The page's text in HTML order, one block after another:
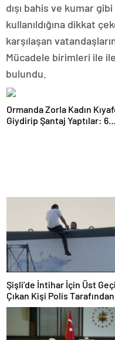
dışı bahis ve kumar
kullanıldığına dikkat
karşılaşan
Mücadele birimleri ile
bulundu.
Ormanda Zorla Kadın
Giydirip Şantaj Yaptılar: 6
Şişli’de İntihar İçin Üst
Çıkan Kişi Polis Tarafından
İkna Edildi